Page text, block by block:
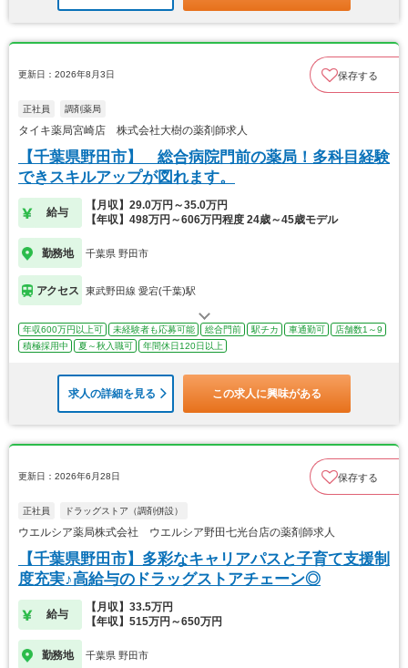
更新日：2026年8月3日 保存する
正社員 調剤薬局
タイキ薬局宮崎店 株式会社大樹の薬剤師求人
【千葉県野田市】 総合病院門前の薬局！多科目経験
できスキルアップが図れます。
給与
【月収】29.0万円～35.0万円
【年収】498万円～606万円程度 24歳～45歳モデル
勤務地 千葉県 野田市
アクセス 東武野田線 愛宕(千葉)駅
年収600万円以上可 未経験者も応募可能 総合門前 駅チカ 車通勤可
店舗数1～9
積極採用中
夏～秋入職可 年間休日120日以上
求人の詳細を見る この求人に興味がある
更新日：2026年6月28日 保存する
正社員 ドラッグストア（調剤併設）
ウエルシア薬局株式会社 ウエルシア野田七光台店の薬剤師求人
【千葉県野田市】多彩なキャリアパスと子育て支援制
度充実♪高給与のドラッグストアチェーン◎
給与
【月収】33.5万円
【年収】515万円～650万円
勤務地 千葉県 野田市